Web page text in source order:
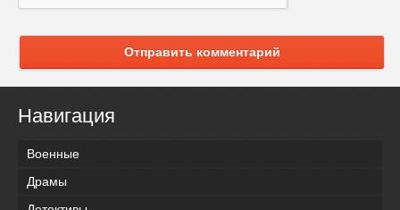
Отправить комментарий
Навигация
Военные
Драмы